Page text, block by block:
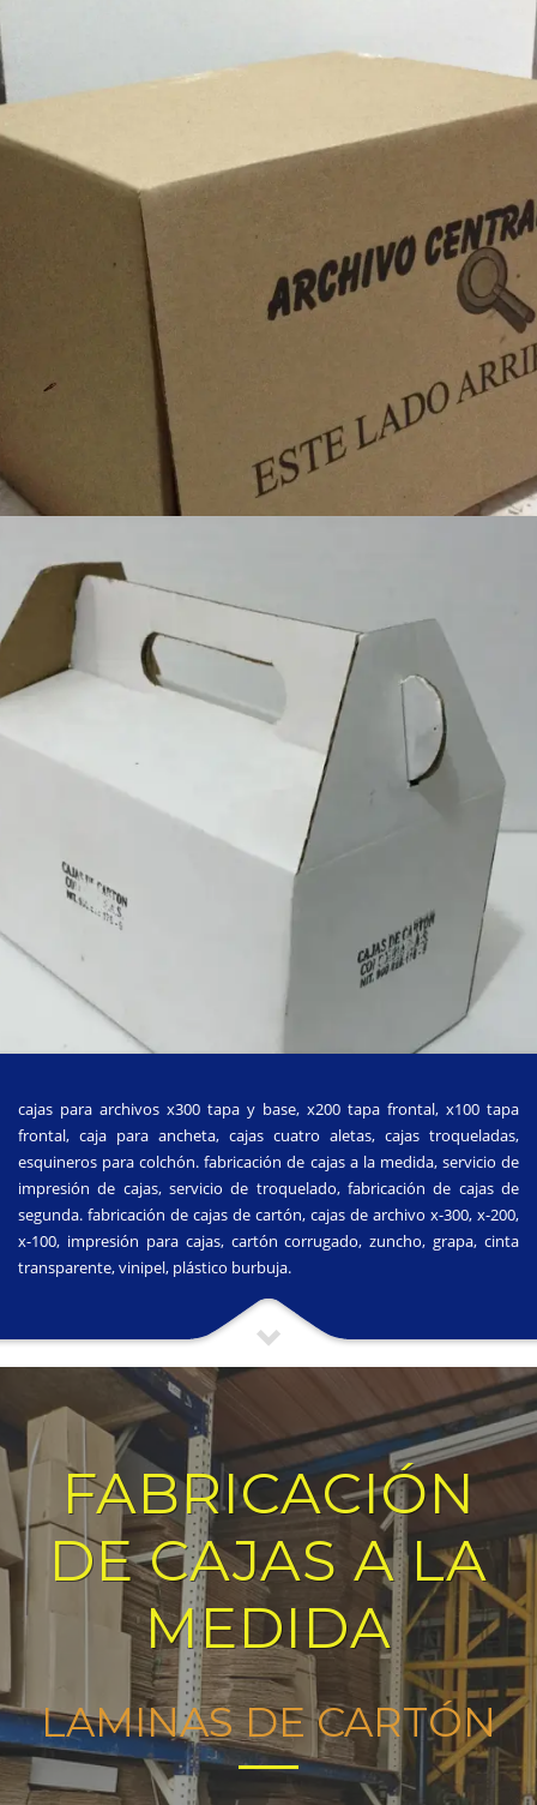
cajas para archivos x300 tapa y base, x200 tapa frontal, x100 tapa
frontal, caja para ancheta, cajas cuatro aletas, cajas troqueladas,
esquineros para colchón. fabricación de cajas a la medida, servicio de
impresión de cajas, servicio de troquelado, fabricación de cajas de
segunda. fabricación de cajas de cartón, cajas de archivo x-300, x-200,
x-100, impresión para cajas, cartón corrugado, zuncho, grapa, cinta
transparente, vinipel, plástico burbuja.
FABRICACIÓN
DE CAJAS A LA
MEDIDA
LAMINAS DE CARTÓN